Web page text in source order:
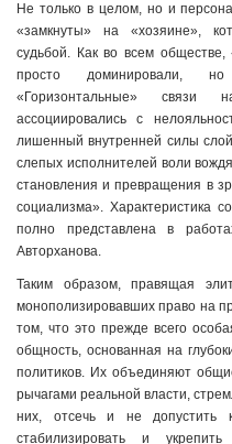
Не только в целом, но и
«замкнуты» на «хозяине»,
судьбой. Как во всем
просто доминировали,
«Горизонтальные» связи
ассоциировались с
лишенный внутренней силы
слепых исполнителей воли
становления и превращения в
социализма». Характеристика
полно представлена в
Авторханова.
Таким образом, правящая
монополизировавших право на
том, что это прежде всего
общность, основанная на
политиков. Их объединяют
рычагами реальной власти,
них, отсечь и не допустить
стабилизировать и